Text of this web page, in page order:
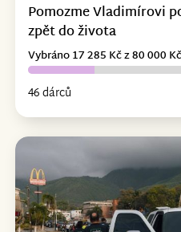
Pomozme Vladimírovi
zpět do života
46 dárců
Vybráno 17 285 Kč z 80 000 Kč